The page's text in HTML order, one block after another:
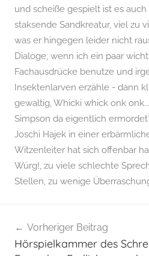
und scheiße gespielt ist es auch
staksende Sandkreatur, viel zu
was er hingegen leider nicht
Dialoge, wenn ich ein paar
Fachausdrücke benutze und
Insektenlarven erzähle - dann
gewaltig,Whicki whick onk onk...
Simpson da eigentlich
Joschi Hajek in einer
Witzenleiter hat sich offenbar
Würg!, zu viele schlechte
Stellen, zu wenige
Beitragsnavigation
Vorheriger Beitrag
Hörspielkammer des